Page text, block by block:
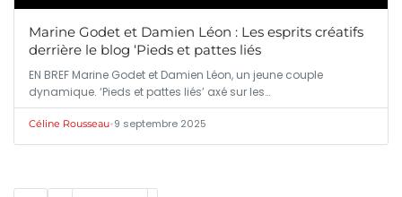
Marine Godet et Damien Léon : Les esprits créatifs
derrière le blog ‘Pieds et pattes liés
EN BREF Marine Godet et Damien Léon, un jeune couple
dynamique. ‘Pieds et pattes liés’ axé sur les…
Céline Rousseau•9 septembre 2025